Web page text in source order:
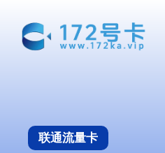
联通流量卡